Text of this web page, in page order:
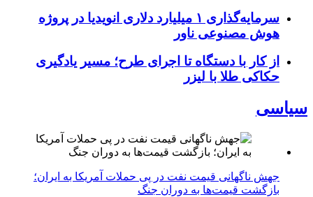
سرمایه‌گذاری ۱ میلیارد دلاری انویدیا در پروژه
هوش مصنوعی ناور
از کار با دستگاه تا اجرای طرح؛ مسیر یادگیری
حکاکی طلا با لیزر
سیاسی
جهش ناگهانی قیمت نفت در پی حملات آمریکا به ایران؛
بازگشت قیمت‌ها به دوران جنگ